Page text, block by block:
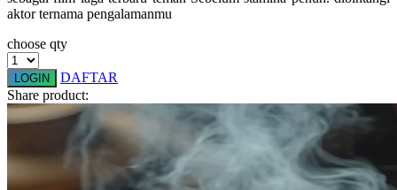
Starbooks
Stick-O
Stokke
Sudocrem
aktor ternama pengalamanmu
choose qty
LOGIN
DAFTAR
Share product: